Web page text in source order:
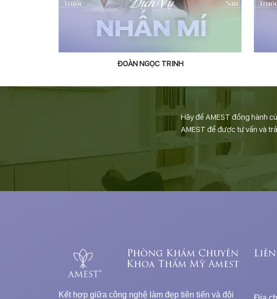
ĐOÀN NGỌC TRINH
Hãy để AMEST đồng hành
AMEST để được tư vấn và
Phòng Khám Chuyên
Khoa Thẩm Mỹ Amest
Kết hợp giữa công nghệ làm đẹp tiên tiến và đội